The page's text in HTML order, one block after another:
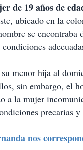
de 19 años de
ubicado en la
se encontraba
menor hija al
sin embargo, el
a la mujer
precarias y
nos